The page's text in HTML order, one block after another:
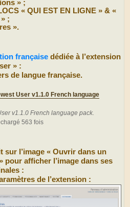
» ;
« QUI EST EN LIGNE » & «
;
».
française dédiée à l’extension
» :
de langue française.
User v1.1.0 French language
v1.1.0 French language pack.
563 fois
sur l’image « Ouvrir dans un
afficher l’image dans ses
:
de l’extension :